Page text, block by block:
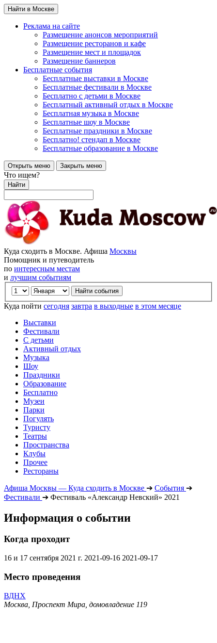
Найти в Москве
Реклама на сайте
Размещение анонсов мероприятий
Размещение ресторанов и кафе
Размещение мест и площадок
Размещение баннеров
Бесплатные события
Бесплатные выставки в Москве
Бесплатные фестивали в Москве
Бесплатно с детьми в Москве
Бесплатный активный отдых в Москве
Бесплатная музыка в Москве
Бесплатные шоу в Москве
Бесплатные праздники в Москве
Бесплатно! стендап в Москве
Бесплатные образование в Москве
Открыть меню Закрыть меню
Что ищем?
Найти
Куда сходить в Москве. Афиша Москвы
Помощник и путеводитель
по интересным местам
и лучшим событиям
Куда пойти сегодня завтра в выходные в этом месяце
Выставки
Фестивали
С детьми
Активный отдых
Музыка
Шоу
Праздники
Образование
Бесплатно
Музеи
Парки
Погулять
Туристу
Театры
Пространства
Клубы
Прочее
Рестораны
Афиша Москвы — Куда сходить в Москве ➔ События ➔
Фестивали ➔ Фестиваль «Александр Невский» 2021
Информация о событии
Когда проходит
16 и 17 сентября 2021 г. 2021-09-16 2021-09-17
Место проведения
ВДНХ
Москва, Проспект Мира, домовладение 119